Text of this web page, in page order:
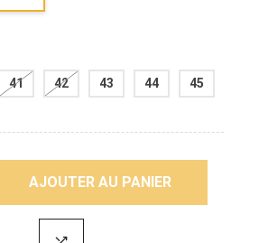
41 42 43 44 45
AJOUTER AU PANIER